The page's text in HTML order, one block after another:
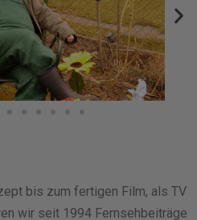
bis zum fertigen Film, als TV
wir seit 1994 Fernsehbeiträge